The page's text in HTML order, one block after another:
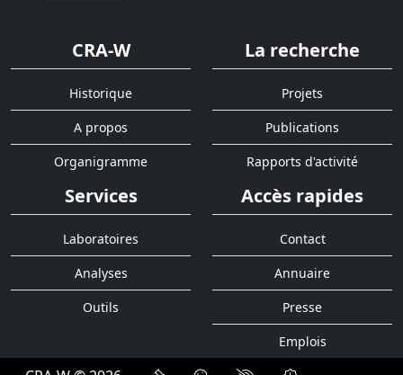
CRA-W
Historique
A propos
Organigramme
La recherche
Projets
Publications
Rapports d'activité
Services
Laboratoires
Analyses
Outils
Accès rapides
Contact
Annuaire
Presse
Emplois